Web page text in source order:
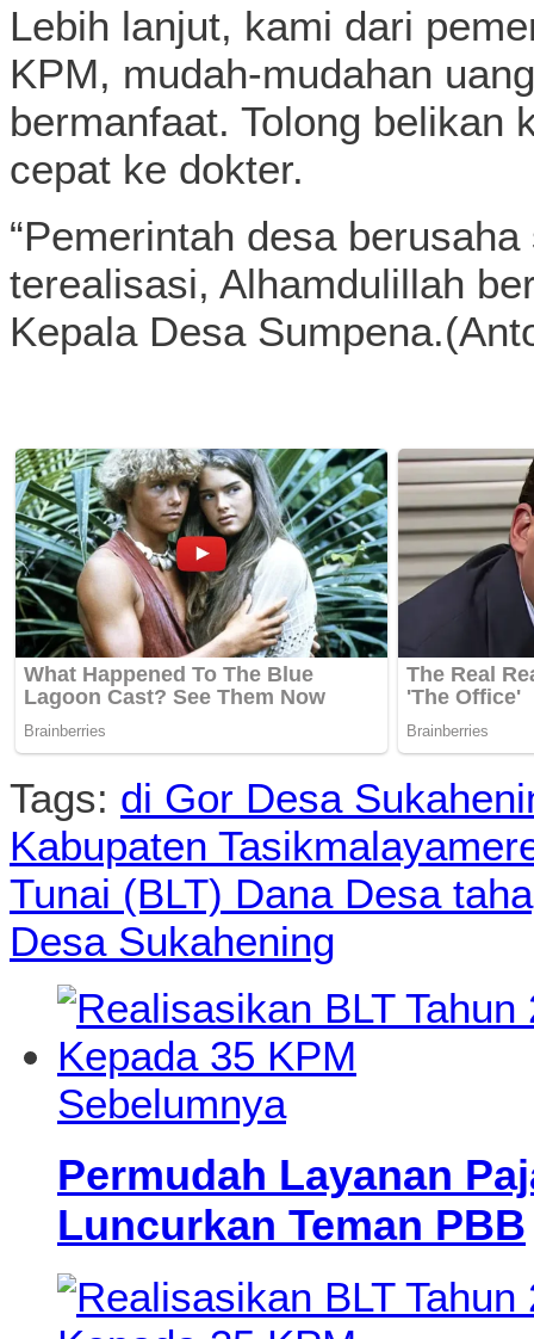
Lebih lanjut, kami dari
KPM, mudah-mudahan
bermanfaat. Tolong belikan
cepat ke dokter.
“Pemerintah desa
terealisasi, Alhamdulillah
Kepala Desa
Tags: di Gor Desa
Kabupaten Tasikmalaya
Tunai (BLT) Dana Desa
Desa Sukahening
Sebelumnya
Permudah Layanan
Luncurkan Teman PBB